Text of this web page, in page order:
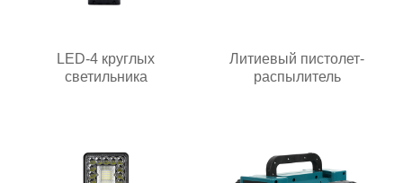
LED-4 круглых
светильника
Литиевый пистолет-
распылитель